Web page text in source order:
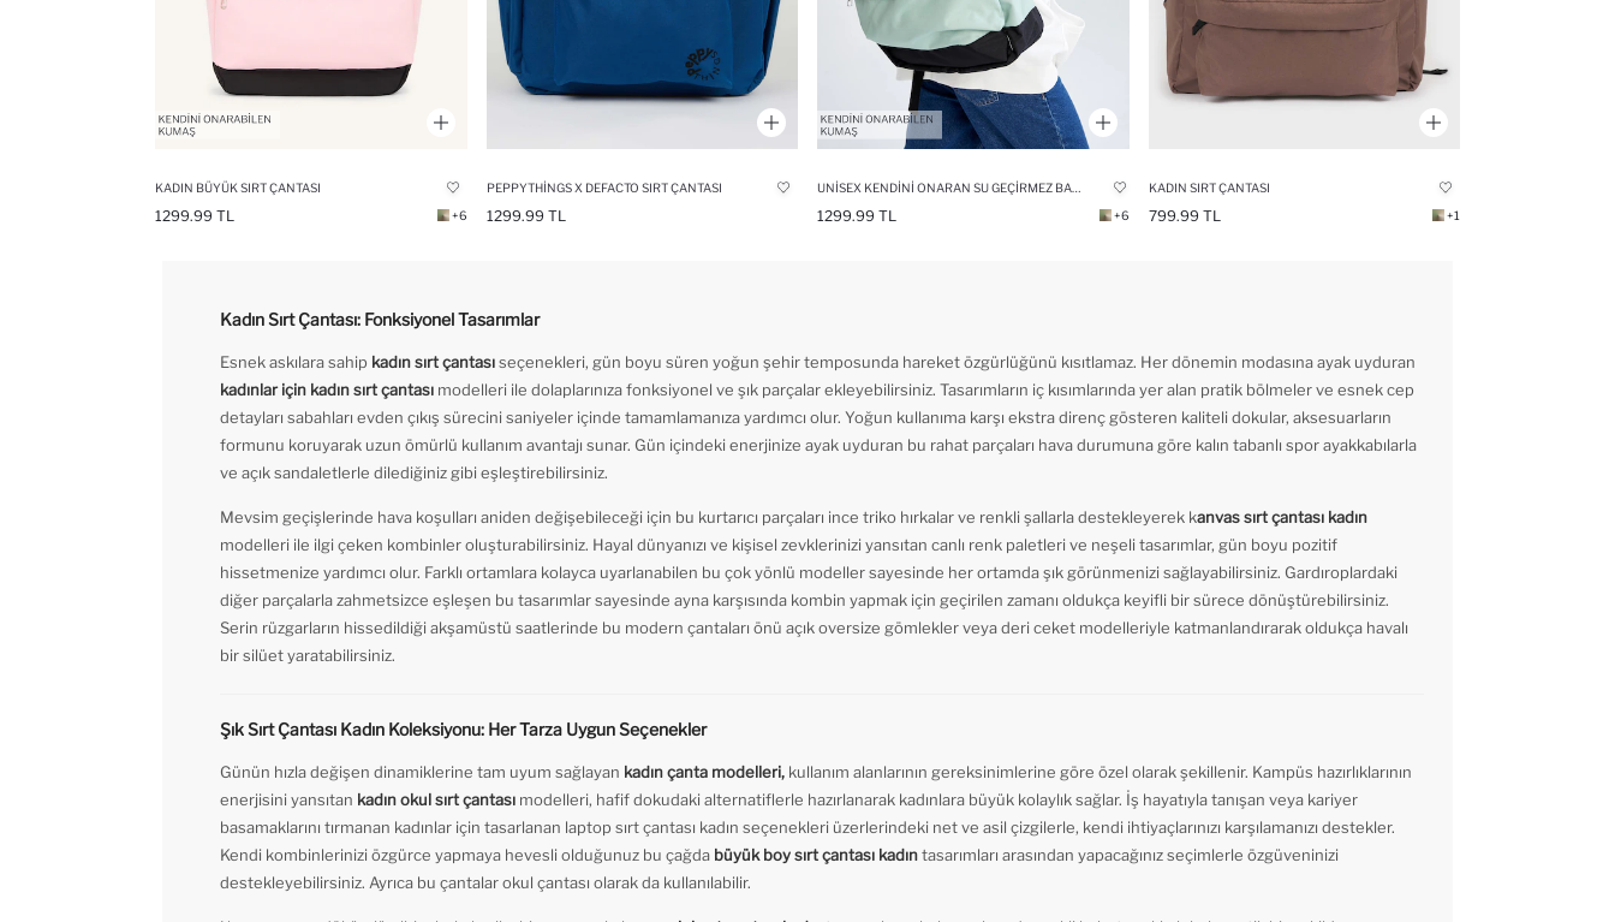
KADIN BÜYÜK SIRT ÇANTASI
1299.99 TL +6
PEPPYTHINGS X DEFACTO SIRT ÇANTASI
1299.99 TL 1299.99 TL +6
KADIN SIRT ÇANTASI
799.99 TL +1
Kadın Sırt Çantası: Fonksiyonel Tasarımlar
Esnek askılara sahip kadın sırt çantasıseçenekleri, gün boyu süren yoğun şehir temposunda hareket özgürlüğünü kısıtlamaz. Her dönemin modasına ayak uyduran
kadınlar için kadın sırt çantası modelleri ile dolaplarınıza fonksiyonel ve şık parçalar ekleyebilirsiniz. Tasarımların iç kısımlarında yer alan pratik bölmeler ve esnek cep
detayları sabahları evden çıkış sürecini saniyeler içinde tamamlamanıza yardımcı olur. Yoğun kullanıma karşı ekstra direnç gösteren kaliteli dokular, aksesuarların
formunu koruyarak uzun ömürlü kullanım avantajı sunar. Gün içindeki enerjinize ayak uyduran bu rahat parçaları hava durumuna göre kalın tabanlı spor ayakkabılarla
ve açık sandaletlerle dilediğiniz gibi eşleştirebilirsiniz.
Mevsim geçişlerinde hava koşulları aniden değişebileceği için bu kurtarıcı parçaları ince triko hırkalar ve renkli şallarla destekleyerek kanvas sırt çantası kadın
modelleri ile ilgi çeken kombinler oluşturabilirsiniz. Hayal dünyanızı ve kişisel zevklerinizi yansıtan canlı renk paletleri ve neşeli tasarımlar, gün boyu pozitif
hissetmenize yardımcı olur. Farklı ortamlara kolayca uyarlanabilen bu çok yönlü modeller sayesinde her ortamda şık görünmenizi sağlayabilirsiniz. Gardıroplardaki
diğer parçalarla zahmetsizce eşleşen bu tasarımlar sayesinde ayna karşısında kombin yapmak için geçirilen zamanı oldukça keyifli bir sürece dönüştürebilirsiniz.
Serin rüzgarların hissedildiği akşamüstü saatlerinde bu modern çantaları önü açık oversize gömlekler veya deri ceket modelleriyle katmanlandırarak oldukça havalı
bir silüet yaratabilirsiniz.
Şık Sırt Çantası Kadın Koleksiyonu: Her Tarza Uygun Seçenekler
Günün hızla değişen dinamiklerine tam uyum sağlayan kadın çanta modelleri, kullanım alanlarının gereksinimlerine göre özel olarak şekillenir. Kampüs hazırlıklarının
enerjisini yansıtan kadın okul sırt çantası modelleri, hafif dokudaki alternatiflerle hazırlanarak kadınlara büyük kolaylık sağlar. İş hayatıyla tanışan veya kariyer
basamaklarını tırmanan kadınlar için tasarlanan laptop sırt çantası kadın seçenekleri üzerlerindeki net ve asil çizgilerle, kendi ihtiyaçlarınızı karşılamanızı destekler.
Kendi kombinlerinizi özgürce yapmaya hevesli olduğunuz bu çağda büyük boy sırt çantası kadıntasarımları arasından yapacağınız seçimlerle özgüveninizi
destekleyebilirsiniz. Ayrıca bu çantalar okul çantası olarak da kullanılabilir.